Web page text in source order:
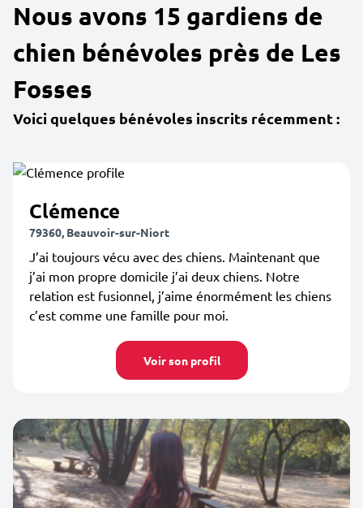
Nous avons 15 gardiens de
chien bénévoles près de Les
Fosses
Voici quelques bénévoles inscrits récemment :
Clémence
79360, Beauvoir-sur-Niort
J’ai toujours vécu avec des chiens. Maintenant que
j’ai mon propre domicile j’ai deux chiens. Notre
relation est fusionnel, j’aime énormément les chiens
c’est comme une famille pour moi.
Voir son profil